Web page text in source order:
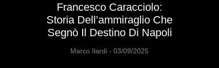
Francesco Caracciolo:
Storia Dell’ammiraglio Che
Segnò Il Destino Di Napoli
Marco Ilardi 03/09/2025